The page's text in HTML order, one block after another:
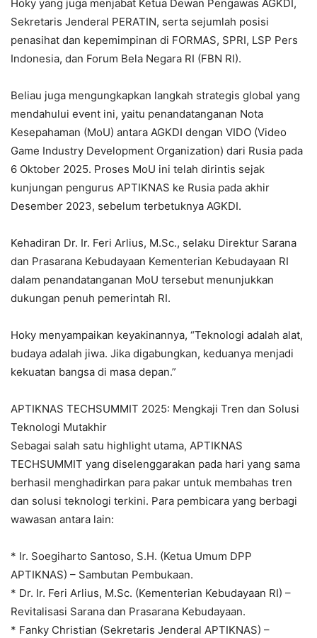
Hoky yang juga menjabat Ketua Dewan Pengawas AGKDI,
Sekretaris Jenderal PERATIN, serta sejumlah posisi
penasihat dan kepemimpinan di FORMAS, SPRI, LSP Pers
Indonesia, dan Forum Bela Negara RI (FBN RI).
Beliau juga mengungkapkan langkah strategis global yang
mendahului event ini, yaitu penandatanganan Nota
Kesepahaman (MoU) antara AGKDI dengan VIDO (Video
Game Industry Development Organization) dari Rusia pada
6 Oktober 2025. Proses MoU ini telah dirintis sejak
kunjungan pengurus APTIKNAS ke Rusia pada akhir
Desember 2023, sebelum terbetuknya AGKDI.
Kehadiran Dr. Ir. Feri Arlius, M.Sc., selaku Direktur Sarana
dan Prasarana Kebudayaan Kementerian Kebudayaan RI
dalam penandatanganan MoU tersebut menunjukkan
dukungan penuh pemerintah RI.
Hoky menyampaikan keyakinannya, “Teknologi adalah alat,
budaya adalah jiwa. Jika digabungkan, keduanya menjadi
kekuatan bangsa di masa depan.”
APTIKNAS TECHSUMMIT 2025: Mengkaji Tren dan Solusi
Teknologi Mutakhir
Sebagai salah satu highlight utama, APTIKNAS
TECHSUMMIT yang diselenggarakan pada hari yang sama
berhasil menghadirkan para pakar untuk membahas tren
dan solusi teknologi terkini. Para pembicara yang berbagi
wawasan antara lain:
* Ir. Soegiharto Santoso, S.H. (Ketua Umum DPP
APTIKNAS) – Sambutan Pembukaan.
* Dr. Ir. Feri Arlius, M.Sc. (Kementerian Kebudayaan RI) –
Revitalisasi Sarana dan Prasarana Kebudayaan.
* Fanky Christian (Sekretaris Jenderal APTIKNAS) –